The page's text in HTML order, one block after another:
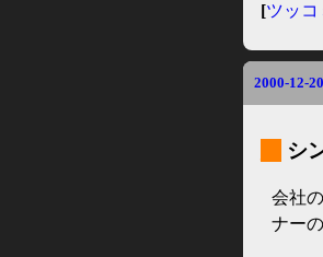
[ツッコ
2000-12-
シ
会社
ナー